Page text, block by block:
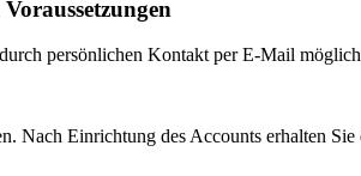
persönlichen Kontakt per E-Mail
Nach Einrichtung des Accounts erhalten